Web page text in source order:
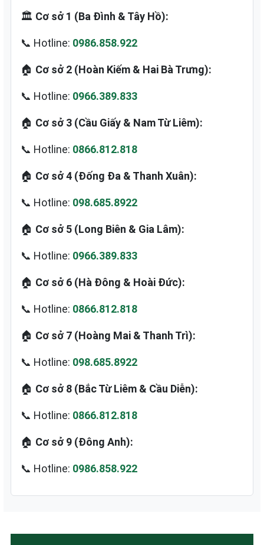
🏛️ Cơ sở 1 (Ba Đình & Tây Hồ):
📞 Hotline: 0986.858.922
🏠 Cơ sở 2 (Hoàn Kiếm & Hai Bà Trưng):
📞 Hotline: 0966.389.833
🏠 Cơ sở 3 (Cầu Giấy & Nam Từ Liêm):
📞 Hotline: 0866.812.818
🏠 Cơ sở 4 (Đống Đa & Thanh Xuân):
📞 Hotline: 098.685.8922
🏠 Cơ sở 5 (Long Biên & Gia Lâm):
📞 Hotline: 0966.389.833
🏠 Cơ sở 6 (Hà Đông & Hoài Đức):
📞 Hotline: 0866.812.818
🏠 Cơ sở 7 (Hoàng Mai & Thanh Trì):
📞 Hotline: 098.685.8922
🏠 Cơ sở 8 (Bắc Từ Liêm & Cầu Diễn):
📞 Hotline: 0866.812.818
🏠 Cơ sở 9 (Đông Anh):
📞 Hotline: 0986.858.922